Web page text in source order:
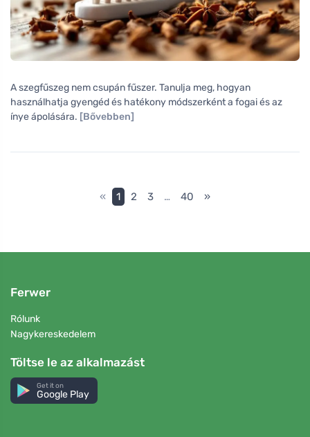
A szegfűszeg nem csupán fűszer. Tanulja meg, hogyan
használhatja gyengéd és hatékony módszerként a fogai és az
ínye ápolására. [Bővebben]
« 1 2 3 … 40 »
Ferwer
Rólunk
Nagykereskedelem
Töltse le az alkalmazást
Get it on
Google Play